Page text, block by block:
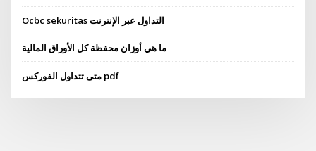
Ocbc sekuritas التداول عبر الإنترنت
ما هي أوزان محفظة كل الأوراق المالية
متى تتداول الفوركس pdf